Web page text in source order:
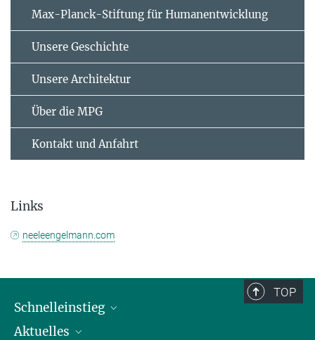
Max-Planck-Stiftung für Humanentwicklung
Unsere Geschichte
Unsere Architektur
Über die MPG
Kontakt und Anfahrt
Links
neeleengelmann.com
TOP
Schnelleinstieg
Personen
Aktuelles